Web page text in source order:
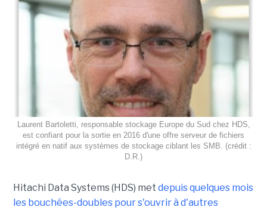
Laurent Bartoletti, responsable stockage Europe du Sud chez HDS,
est confiant pour la sortie en 2016 d'une offre serveur de fichiers
intégré en natif aux systèmes de stockage ciblant les SMB. (crédit :
D.R.)
Hitachi Data Systems (HDS) met depuis quelques mois
les bouchées-doubles pour s'ouvrir à d'autres